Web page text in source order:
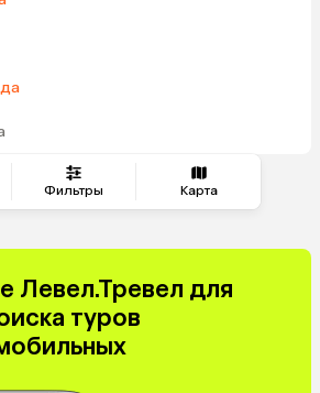
Фильтры Карта
Левел.Тревел для
туров